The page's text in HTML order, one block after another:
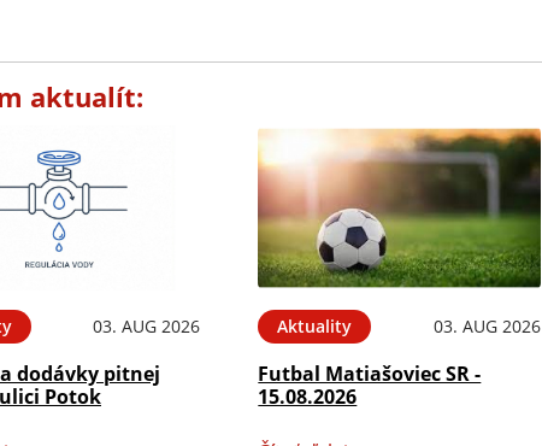
aktualít:
03. AUG 2026
dodávky pitnej
Potok
Aktuality 03. AUG 2026
Futbal Matiašoviec SR -
15.08.2026